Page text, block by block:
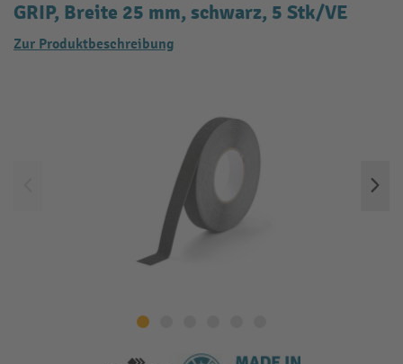
GRIP, Breite 25 mm, schwarz, 5 Stk/VE
Zur Produktbeschreibung